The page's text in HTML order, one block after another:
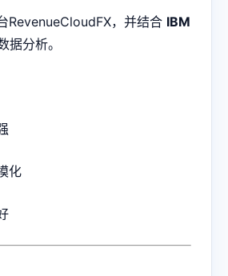
RevenueCloudFX，并结合 IBM
据分析。
化